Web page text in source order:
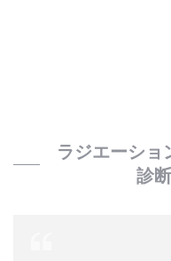
ラジエーショ
診